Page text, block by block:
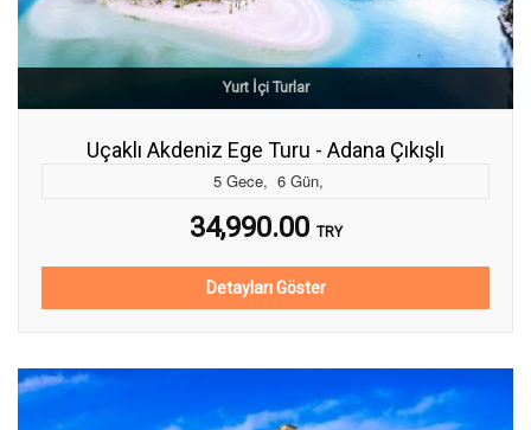
Yurt İçi Turlar
Uçaklı Akdeniz Ege Turu - Adana Çıkışlı
5 Gece, 6 Gün,
34,990.00 TRY
Detayları Göster